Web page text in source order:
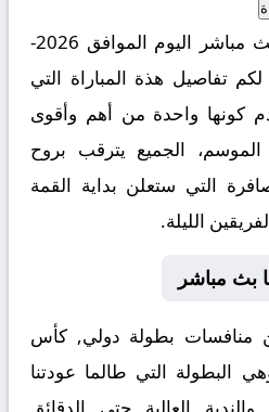
مباراة النرويج و فرنسا بث مباشر اليوم الموافق 2026-
لكم تفاصيل هذة المباراة التي
كونها واحدة من أهم وأقوى
الموسم، الجميع يترقب بروح
التي ستعلن بداية القمة
الليلة.
بث مباشر
منافسات بطولة دولي, كأس
البطولة التي طالما عودتنا